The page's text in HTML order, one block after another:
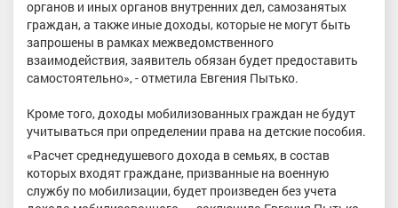
органов и иных органов внутренних дел, самозанятых
граждан, а также иные доходы, которые не могут быть
запрошены в рамках межведомственного
взаимодействия, заявитель обязан будет предоставить
самостоятельно», - отметила Евгения Пытько.
Кроме того, доходы мобилизованных граждан не будут
учитываться при определении права на детские пособия.
«Расчет среднедушевого дохода в семьях, в состав
которых входят граждане, призванные на военную
службу по мобилизации, будет произведен без учета